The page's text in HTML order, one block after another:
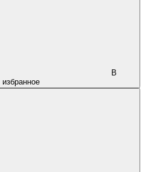
В
избранное